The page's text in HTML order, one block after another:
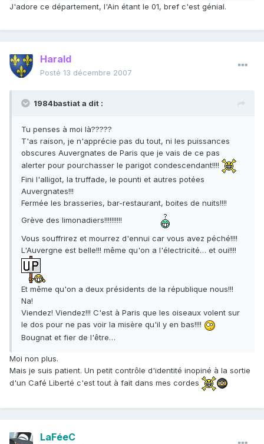
J'adore ce département, l'Ain étant le 01, bref c'est génial.
Harald
Posté 13 décembre 2007
1984bastiat a dit :
Tu penses à moi là?????
T'as raison, je n'apprécie pas du tout, ni les puissances
obscures Auvergnates de Paris que je vais de ce pas
alerter pour pourchasser le parigot condescendant!!!!
Fini l'alligot, la truffade, le pounti et autres potées
Auvergnates!!!
Fermée les brasseries, bar-restaurant, boites de nuits!!!!
Grève des limonadiers!!!!!!!!!!
Vous souffrirez et mourrez d'ennui car vous avez péché!!!!
L'Auvergne est belle!!! même qu'on a l'électricité… et oui!!!!
Et même qu'on a deux présidents de la république nous!!!
Na!
Viendez! Viendez!!! C'est à Paris que les oiseaux volent sur
le dos pour ne pas voir la misère qu'il y en bas!!!!
Bougnat et fier de l'être…
Moi non plus.
Mais je suis patient. Un petit contrôle d'identité inopiné à la sortie
d'un Café Liberté c'est tout à fait dans mes cordes
LaFéeC